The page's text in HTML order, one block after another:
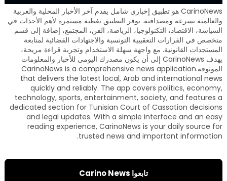
CarinoNews هو تطبيق إخباري شامل يقدم آخر الأخبار المحلية والعربية
والعالمية بسرعة ومصداقية. يوفر التطبيق تغطية مستمرة لأهم الأحداث في
السياسة، الاقتصاد، التكنولوجيا، الرياضة، الفن، المجتمع، إضافة إلى قسم
متخصص في القرارات التعقيبية التونسية والاجتهادات القضائية لمتابعة
المستجدات القانونية. مع واجهة سهلة الاستخدام وتجربة قراءة مريحة،
يهدف CarinoNews إلى أن يكون مصدرك اليومي للأخبار والمعلومات
الموثوقة.CarinoNews is a comprehensive news application
that delivers the latest local, Arab and international news
quickly and reliably. The app covers politics, economy,
technology, sports, entertainment, society, and features a
dedicated section for Tunisian Court of Cassation decisions
and legal updates. With a simple interface and an easy
reading experience, CarinoNews is your daily source for
trusted news and important information.
تابعوا Carino News